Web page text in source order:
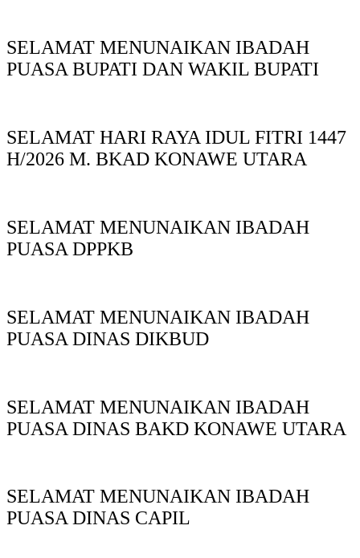
SELAMAT MENUNAIKAN IBADAH
PUASA BUPATI DAN WAKIL BUPATI
SELAMAT HARI RAYA IDUL FITRI 1447
H/2026 M. BKAD KONAWE UTARA
SELAMAT MENUNAIKAN IBADAH
PUASA DPPKB
SELAMAT MENUNAIKAN IBADAH
PUASA DINAS DIKBUD
SELAMAT MENUNAIKAN IBADAH
PUASA DINAS BAKD KONAWE UTARA
SELAMAT MENUNAIKAN IBADAH
PUASA DINAS CAPIL